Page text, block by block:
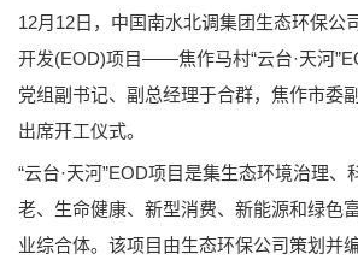
12月12日，中国南水北调集团生态环保公
开发(EOD)项目——焦作马村“云台·天河
党组副书记、副总经理于合群，焦作市委
出席开工仪式。
“云台·天河”EOD项目是集生态环境治理、
老、生命健康、新型消费、新能源和绿色
业综合体。该项目由生态环保公司策划并